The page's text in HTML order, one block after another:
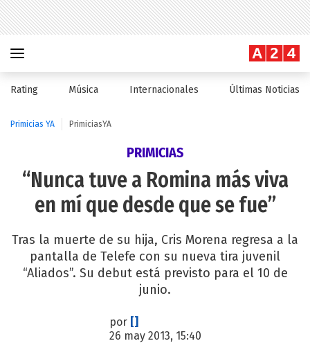
Rating Música Internacionales Últimas Noticias
Primicias YA PrimiciasYA
PRIMICIAS
“Nunca tuve a Romina más viva
en mí que desde que se fue”
Tras la muerte de su hija, Cris Morena regresa a la
pantalla de Telefe con su nueva tira juvenil
“Aliados”. Su debut está previsto para el 10 de
junio.
por []
26 may 2013, 15:40